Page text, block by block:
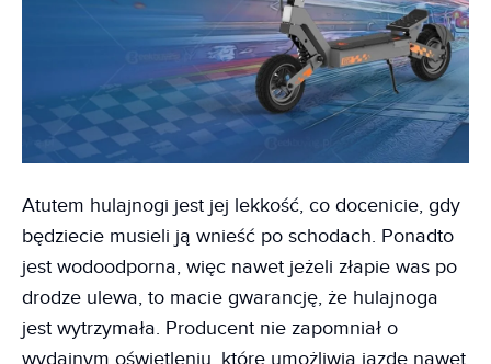
Atutem hulajnogi jest jej lekkość, co docenicie, gdy
będziecie musieli ją wnieść po schodach. Ponadto
jest wodoodporna, więc nawet jeżeli złapie was po
drodze ulewa, to macie gwarancję, że hulajnoga
jest wytrzymała. Producent nie zapomniał o